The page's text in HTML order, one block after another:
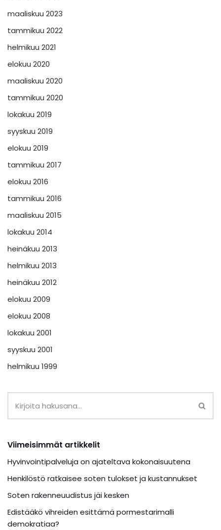
maaliskuu 2023
tammikuu 2022
helmikuu 2021
elokuu 2020
maaliskuu 2020
tammikuu 2020
lokakuu 2019
syyskuu 2019
elokuu 2019
tammikuu 2017
elokuu 2016
tammikuu 2016
maaliskuu 2015
lokakuu 2014
heinäkuu 2013
helmikuu 2013
heinäkuu 2012
elokuu 2009
elokuu 2008
lokakuu 2001
syyskuu 2001
helmikuu 1999
Viimeisimmät artikkelit
Hyvinvointipalveluja on ajateltava kokonaisuutena
Henkilöstö ratkaisee soten tulokset ja kustannukset
Soten rakenneuudistus jäi kesken
Edistääkö vihreiden esittämä pormestarimalli
demokratiaa?